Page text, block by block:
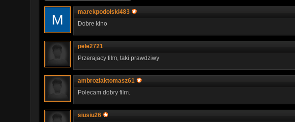
marekpodolski483
Dobre kino
pele2721
Przerajacy film, taki prawdziwy
ambroziaktomasz61
Polecam dobry film.
siusiu26